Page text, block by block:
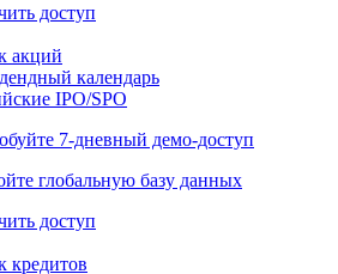
7-дневный
глобальную базу данных
доступ
акций
IPO/SPO
7-дневный
глобальную базу данных